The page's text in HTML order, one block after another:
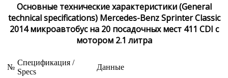
Основные технические характеристики (General
technical specifications) Mercedes-Benz Sprinter Classic
2014 микроавтобус на 20 посадочных мест 411 CDI с
мотором 2.1 литра
№
Спецификация /
Specs
Данные